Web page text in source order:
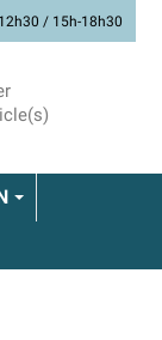
/ 15h-18h30